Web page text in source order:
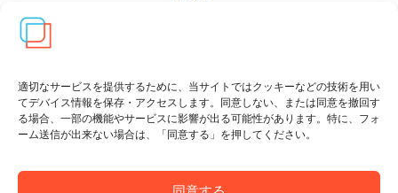
適切なサービスを提供するために、当サイトではクッキーなどの技術を用い
てデバイス情報を保存・アクセスします。同意しない、または同意を撤回す
る場合、一部の機能やサービスに影響が出る可能性があります。特に、フォ
ーム送信が出来ない場合は、「同意する」を押してください。